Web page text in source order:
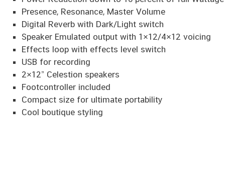
Presence, Resonance, Master Volume
Digital Reverb with Dark/Light switch
Speaker Emulated output with 1×12/4×12 voicing
Effects loop with effects level switch
USB for recording
2×12” Celestion speakers
Footcontroller included
Compact size for ultimate portability
Cool boutique styling